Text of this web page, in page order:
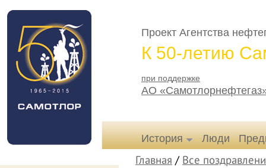
Проект Агентства
К 50-летию
при поддержке
АО
История Люди
Главная / Все